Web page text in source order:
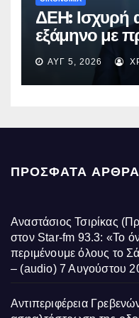
ΔΕΗ: Ισχυρή
εξάμηνο με
EBITDA στα
ΑΥΓ 5, 2026
ΠΡΌΣΦΑΤΑ ΆΡΘΡΑ
Αναστάσιος Τσιρίκας
στον Star-fm 93.3: «Το
περιμένουμε όλους το
– (audio) 7 Αυγούστου
Αντιπεριφέρεια